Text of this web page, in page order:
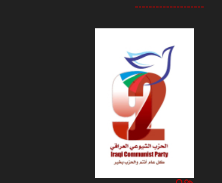
--------------------